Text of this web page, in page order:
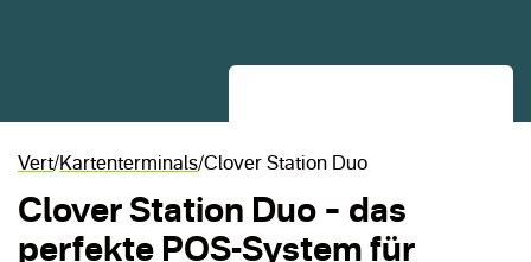
Vert Kartenterminals Clover Station Duo
Clover Station Duo – das
perfekte POS-System für